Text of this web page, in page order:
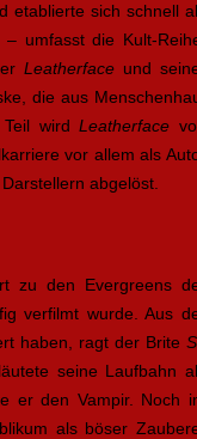
etablierte sich schnell
umfasst die Kult-
Leatherfaceund
die aus
Teil wirdLeatherface
vor allem als
abgelöst.
zu den Evergreens
verfilmt wurde. Aus
haben, ragt der Brite
seine Laufbahn
er den Vampir. Noch
als böser